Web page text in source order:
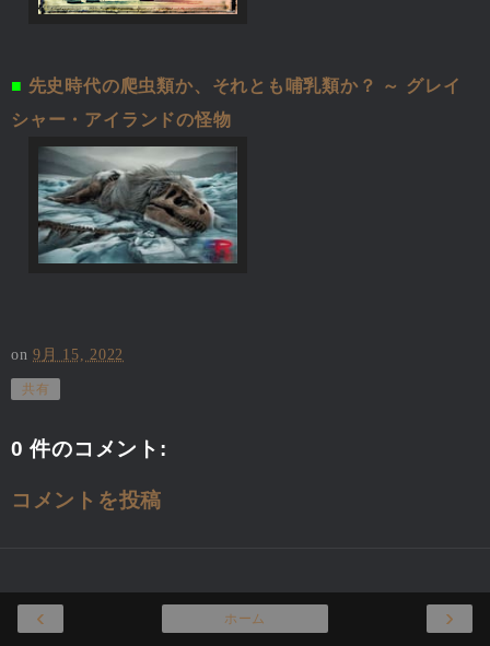
■ 先史時代の爬虫類か、それとも哺乳類か？ ～ グレイ
シャー・アイランドの怪物
on9月 15, 2022
共有
0 件のコメント:
コメントを投稿
‹ ›
ホーム